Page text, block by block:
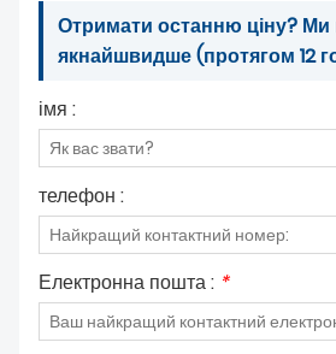
Отримати останню ціну? Ми
якнайшвидше (протягом 12
імя :
телефон :
Електронна пошта : *